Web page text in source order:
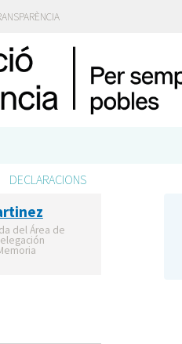
DECLARACIONS
del Área de